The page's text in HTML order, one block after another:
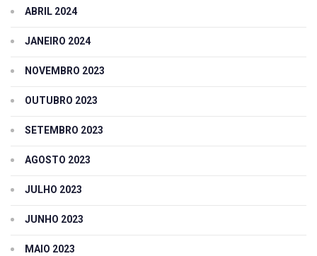
ABRIL 2024
JANEIRO 2024
NOVEMBRO 2023
OUTUBRO 2023
SETEMBRO 2023
AGOSTO 2023
JULHO 2023
JUNHO 2023
MAIO 2023